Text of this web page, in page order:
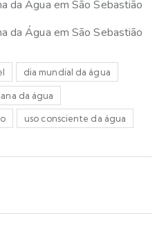
dia mundial da água
da água
uso consciente da água